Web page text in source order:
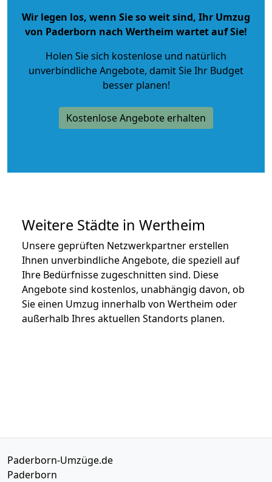
Wir legen los, wenn Sie so weit sind, Ihr Umzug
von Paderborn nach Wertheim wartet auf Sie!
Holen Sie sich kostenlose und natürlich
unverbindliche Angebote, damit Sie Ihr Budget
besser planen!
Kostenlose Angebote erhalten
Weitere Städte in Wertheim
Unsere geprüften Netzwerkpartner erstellen
Ihnen unverbindliche Angebote, die speziell auf
Ihre Bedürfnisse zugeschnitten sind. Diese
Angebote sind kostenlos, unabhängig davon, ob
Sie einen Umzug innerhalb von Wertheim oder
außerhalb Ihres aktuellen Standorts planen.
Paderborn-Umzüge.de
Paderborn